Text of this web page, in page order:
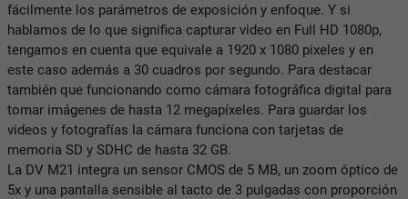
fácilmente los parámetros de exposición y enfoque. Y si
hablamos de lo que significa capturar video en Full HD 1080p,
tengamos en cuenta que equivale a 1920 x 1080 pixeles y en
este caso además a 30 cuadros por segundo. Para destacar
también que funcionando como cámara fotográfica digital para
tomar imágenes de hasta 12 megapíxeles. Para guardar los
videos y fotografías la cámara funciona con tarjetas de
memoria SD y SDHC de hasta 32 GB.
La DV M21 integra un sensor CMOS de 5 MB, un zoom óptico de
5x y una pantalla sensible al tacto de 3 pulgadas con proporción